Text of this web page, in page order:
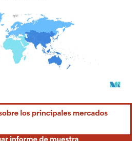
uso requiere atribución según CC BY 4.0.